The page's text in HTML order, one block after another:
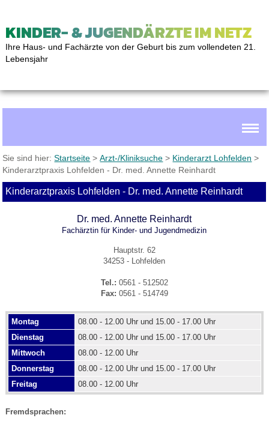
KINDER- & JUGENDÄRZTE IM NETZ
Ihre Haus- und Fachärzte von der Geburt bis zum vollendeten 21.
Lebensjahr
Sie sind hier:Startseite >Arzt-/Kliniksuche > Kinderarzt Lohfelden >
Kinderarztpraxis Lohfelden - Dr. med. Annette Reinhardt
Kinderarztpraxis Lohfelden - Dr. med. Annette Reinhardt
Dr. med. Annette Reinhardt
Fachärztin für Kinder- und Jugendmedizin
Hauptstr. 62
34253 - Lohfelden
Tel.: 0561 - 512502
Fax: 0561 - 514749
Montag
08.00 - 12.00 Uhr und 15.00 - 17.00 Uhr
Dienstag
08.00 - 12.00 Uhr und 15.00 - 17.00 Uhr
Mittwoch
08.00 - 12.00 Uhr
Donnerstag
08.00 - 12.00 Uhr und 15.00 - 17.00 Uhr
Freitag
08.00 - 12.00 Uhr
Fremdsprachen: